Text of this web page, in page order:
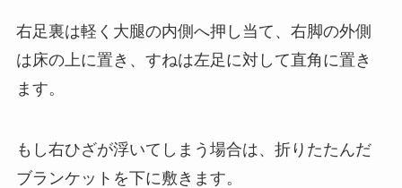
右足裏は軽く大腿の内側へ押し当て、右脚の外側
は床の上に置き、すねは左足に対して直角に置き
ます。
もし右ひざが浮いてしまう場合は、折りたたんだ
ブランケットを下に敷きます。